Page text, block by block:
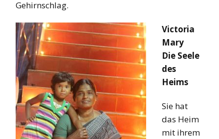
Gehirnschlag.
Victoria
Mary
Die Seele
des
Heims
Sie hat
das Heim
mit ihrem